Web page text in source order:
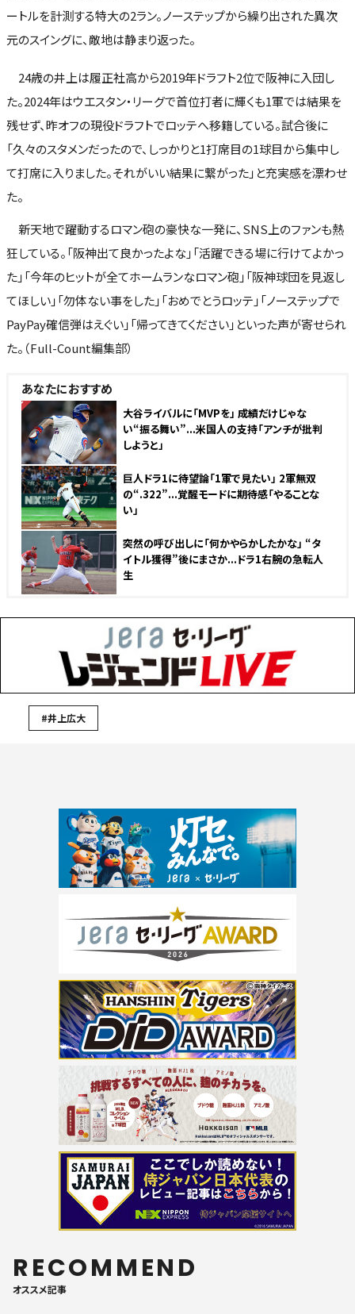
ートルを計測する特大の2ラン。ノーステップから繰り出された異次
元のスイングに、敵地は静まり返った。
24歳の井上は履正社高から2019年ドラフト2位で阪神に入団し
た。2024年はウエスタン・リーグで首位打者に輝くも1軍では結果を
残せず、昨オフの現役ドラフトでロッテへ移籍している。試合後に
「久々のスタメンだったので、しっかりと1打席目の1球目から集中し
て打席に入りました。それがいい結果に繋がった」と充実感を漂わせ
た。
新天地で躍動するロマン砲の豪快な一発に、SNS上のファンも熱
狂している。「阪神出て良かったよな」「活躍できる場に行けてよかっ
た」「今年のヒットが全てホームランなロマン砲」「阪神球団を見返し
てほしい」「勿体ない事をした」「おめでとうロッテ」「ノーステップで
PayPay確信弾はえぐい」「帰ってきてください」といった声が寄せられ
た。（Full-Count編集部）
あなたにおすすめ
NEW
大谷ライバルに「MVPを」 成績だけじゃな
い“振る舞い”...米国人の支持「アンチが批判
しようと」
巨人ドラ1に待望論「1軍で見たい」 2軍無双
の“.322”...覚醒モードに期待感「やることな
い」
突然の呼び出しに「何かやらかしたかな」 “タ
イトル獲得”後にまさか...ドラ1右腕の急転人
生
#井上広大
RECOMMEND
オススメ記事